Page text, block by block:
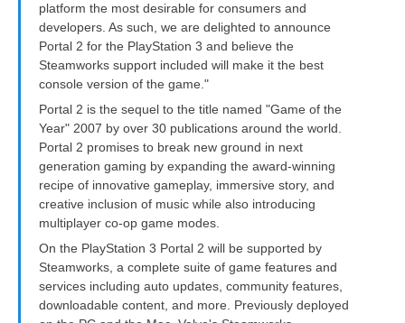
platform the most desirable for consumers and
developers. As such, we are delighted to announce
Portal 2 for the PlayStation 3 and believe the
Steamworks support included will make it the best
console version of the game."
Portal 2 is the sequel to the title named "Game of the
Year" 2007 by over 30 publications around the world.
Portal 2 promises to break new ground in next
generation gaming by expanding the award-winning
recipe of innovative gameplay, immersive story, and
creative inclusion of music while also introducing
multiplayer co-op game modes.
On the PlayStation 3 Portal 2 will be supported by
Steamworks, a complete suite of game features and
services including auto updates, community features,
downloadable content, and more. Previously deployed